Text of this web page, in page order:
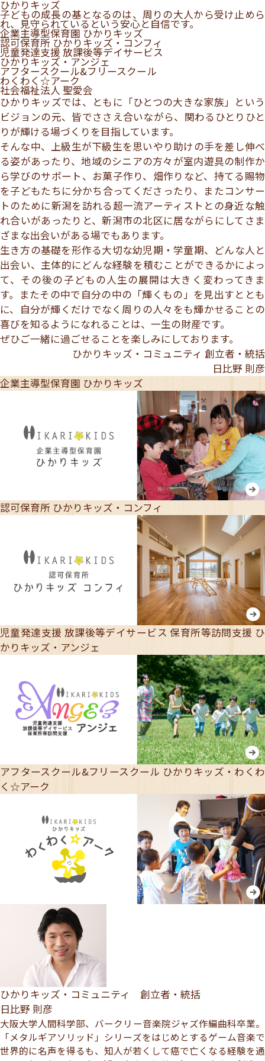
ひかりキッズ
子どもの成長の基となるのは、周りの大人から受け止めら
れ、見守られているという安心と自信です。
企業主導型保育園 ひかりキッズ
認可保育所 ひかりキッズ・コンフィ
児童発達支援 放課後等デイサービス
ひかりキッズ・アンジェ
アフタースクール&フリースクール
わくわく☆アーク
社会福祉法人 聖愛会
ひかりキッズでは、ともに「ひとつの大きな家族」という
ビジョンの元、皆でささえ合いながら、関わるひとりひと
りが輝ける場づくりを目指しています。
そんな中、上級生が下級生を思いやり助けの手を差し伸べ
る姿があったり、地域のシニアの方々が室内遊具の制作か
ら学びのサポート、お菓子作り、畑作りなど、持てる賜物
を子どもたちに分かち合ってくださったり、またコンサー
トのために新潟を訪れる超一流アーティストとの身近な触
れ合いがあったりと、新潟市の北区に居ながらにしてさま
ざまな出会いがある場でもあります。
生き方の基礎を形作る大切な幼児期・学童期、どんな人と
出会い、主体的にどんな経験を積むことができるかによっ
て、その後の子どもの人生の展開は大きく変わってきま
す。またその中で自分の中の「輝くもの」を見出すととも
に、自分が輝くだけでなく周りの人々をも輝かせることの
喜びを知るようになれることは、一生の財産です。
ぜひご一緒に過ごせることを楽しみにしております。
ひかりキッズ・コミュニティ 創立者・統括
日比野 則彦
企業主導型保育園 ひかりキッズ
認可保育所 ひかりキッズ・コンフィ
児童発達支援 放課後等デイサービス 保育所等訪問支援 ひ
かりキッズ・アンジェ
アフタースクール&フリースクール ひかりキッズ・わくわ
く☆アーク
ひかりキッズ・コミュニティ 創立者・統括
日比野 則彦
大阪大学人間科学部、バークリー音楽院ジャズ作編曲科卒業。
「メタルギアソリッド」シリーズをはじめとするゲーム音楽で
世界的に名声を得るも、知人が若くして癌で亡くなる経験を通